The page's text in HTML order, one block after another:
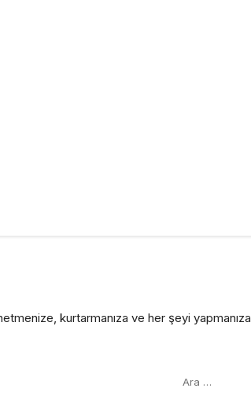
kurtarmanıza ve her şeyi yapmanıza